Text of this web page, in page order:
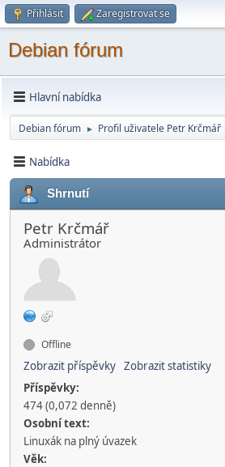
Přihlásit Zaregistrovat se
Debian fórum
Hlavní nabídka
Debian fórum ► Profil uživatele Petr Krčmář
Nabídka
Shrnutí
Petr Krčmář
Administrátor
Offline
Zobrazit příspěvky Zobrazit statistiky
Příspěvky:
474 (0,072 denně)
Osobní text:
Linuxák na plný úvazek
Věk: